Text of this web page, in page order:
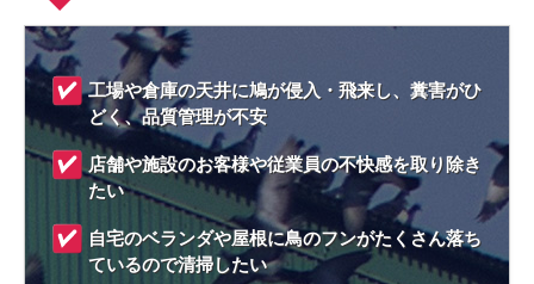
工場や倉庫の天井に鳩が侵入・飛来し、糞害がひ
どく、品質管理が不安
店舗や施設のお客様や従業員の不快感を取り除き
たい
自宅のベランダや屋根に鳥のフンがたくさん落ち
ているので清掃したい